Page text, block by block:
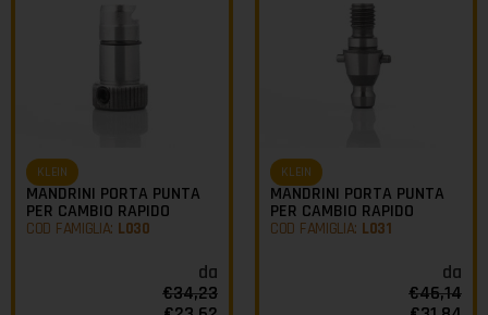
KLEIN
MANDRINI PORTA PUNTA
PER CAMBIO RAPIDO
COD FAMIGLIA: L030
da
€34,23
KLEIN
MANDRINI PORTA PUNTA
PER CAMBIO RAPIDO
COD FAMIGLIA: L031
da
€46,14